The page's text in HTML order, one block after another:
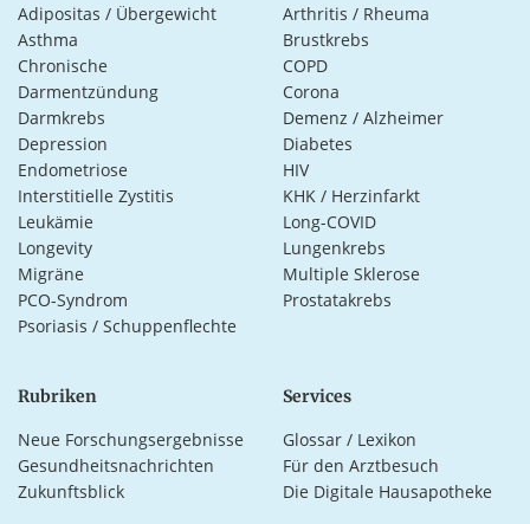
Adipositas / Übergewicht
Arthritis / Rheuma
Asthma
Brustkrebs
Chronische
Darmentzündung
COPD
Corona
Darmkrebs
Demenz / Alzheimer
Depression
Diabetes
Endometriose
HIV
Interstitielle Zystitis
KHK / Herzinfarkt
Leukämie
Long-COVID
Longevity
Lungenkrebs
Migräne
Multiple Sklerose
PCO-Syndrom
Prostatakrebs
Psoriasis / Schuppenflechte
Rubriken
Neue Forschungsergebnisse
Gesundheitsnachrichten
Zukunftsblick
Services
Glossar / Lexikon
Für den Arztbesuch
Die Digitale Hausapotheke